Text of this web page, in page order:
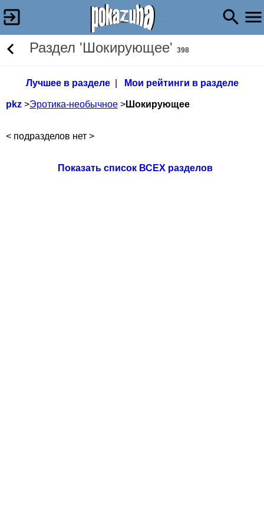
Раздел 'Шокирующее' 398
Лучшее в разделе| Мои рейтинги в разделе
pkz >Эротика-необычное >Шокирующее
< подразделов нет >
Показать список ВСЕХ разделов